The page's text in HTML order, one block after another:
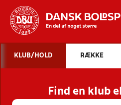
STILLINGER,
KLUB/HOLD RÆKKE
Find en klub